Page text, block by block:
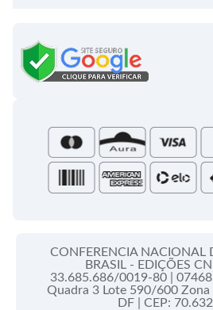
Roteiros Homiléticos
Folhetos e Partituras
Bíblias - Tradução Oficial
Campanha da Fraternidade
CONFERENCIA NACIONAL
BRASIL - EDIÇÕES
33.685.686/0019-80 |
Quadra 3 Lote 590/600
DF | CEP: